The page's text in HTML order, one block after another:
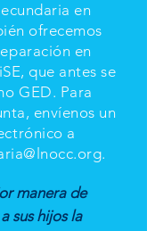
en
ofrecemos
en
que antes se
GED. Para
envíenos un
a
.
manera de
sus hijos la